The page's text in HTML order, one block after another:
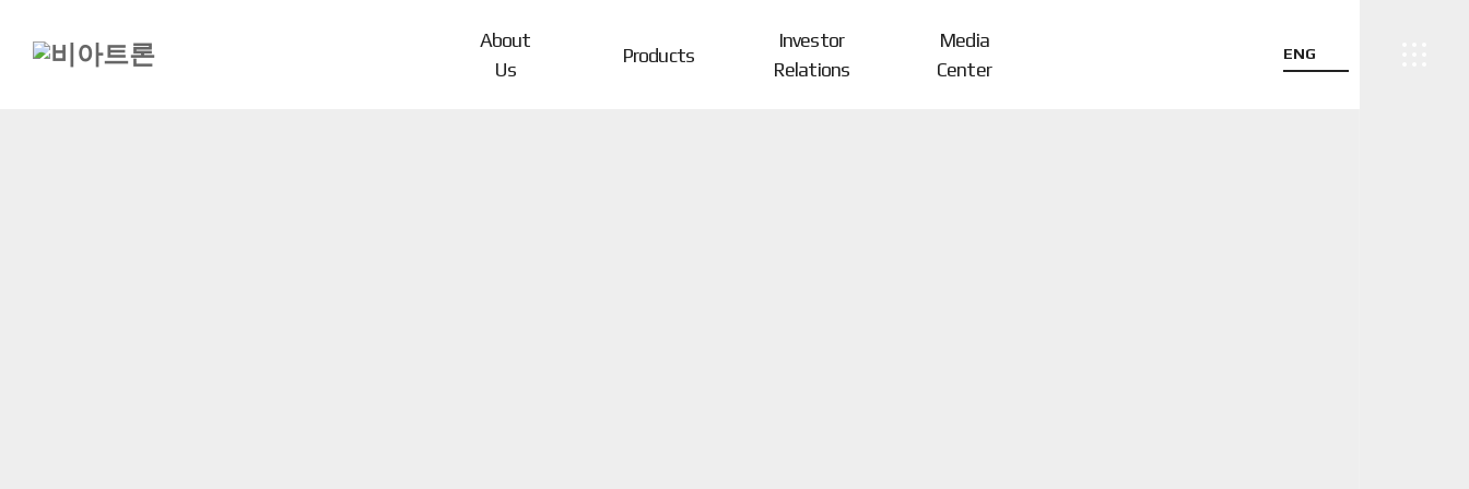
ENG
About
Us
Products
Investor
Relations
Media
Center